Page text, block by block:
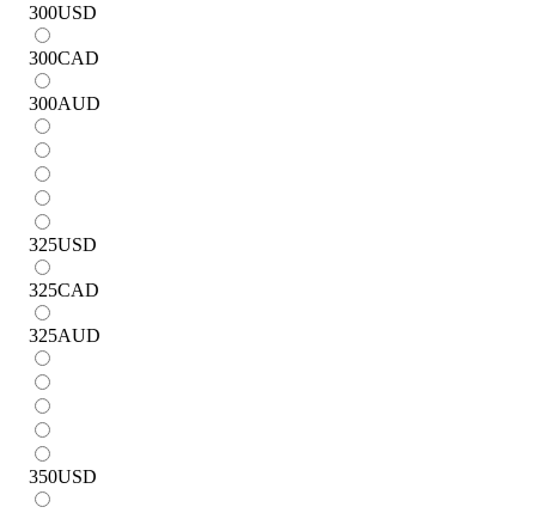
300USD
300CAD
300AUD
325USD
325CAD
325AUD
350USD